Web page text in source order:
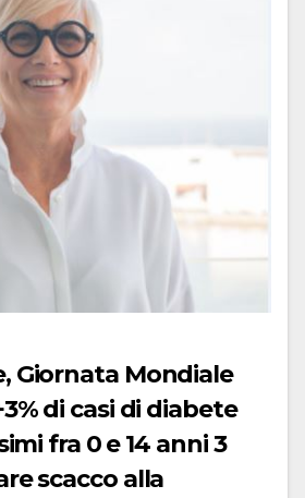
Giornata Mondiale
fra 0 e 14 anni 3
scacco alla